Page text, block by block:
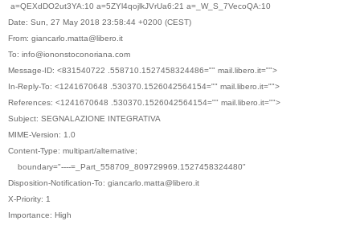
a=QEXdDO2ut3YA:10 a=5ZYl4qojlkJVrUa6:21 a=_W_S_7VecoQA:10
Date: Sun, 27 May 2018 23:58:44 +0200 (CEST)
From: giancarlo.matta@libero.it
To: info@iononstoconoriana.com
Message-ID: <831540722 .558710.1527458324486="" mail.libero.it="">
In-Reply-To: <1241670648 .530370.1526042564154="" mail.libero.it="">
References: <1241670648 .530370.1526042564154="" mail.libero.it="">
Subject: SEGNALAZIONE INTEGRATIVA
MIME-Version: 1.0
Content-Type: multipart/alternative;
boundary="----=_Part_558709_809729969.1527458324480"
Disposition-Notification-To: giancarlo.matta@libero.it
X-Priority: 1
Importance: High